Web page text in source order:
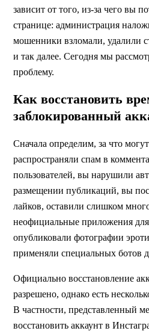
зависит от того, из-за чего вы
странице: администрация
мошенники взломали, удалили
и так далее. Сегодня мы
проблему.
Как восстановить
заблокированный
Сначала определим, за что
распространяли спам в
пользователей, вы нарушили
размещении публикаций, вы
лайков, оставили слишком
неофициальные приложения
опубликовали фотографии
применяли специальных ботов
Официально восстановление
разрешено, однако есть
В частности, представленный
восстановить аккаунт в